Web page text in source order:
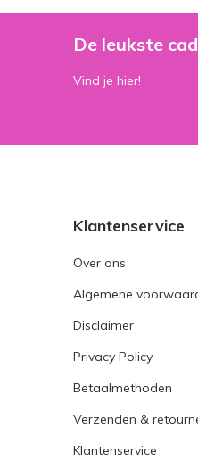
De leukste
Vind je hier!
Klantenservice
Over ons
Algemene
Disclaimer
Privacy Policy
Betaalmethoden
Verzenden &
Klantenservice